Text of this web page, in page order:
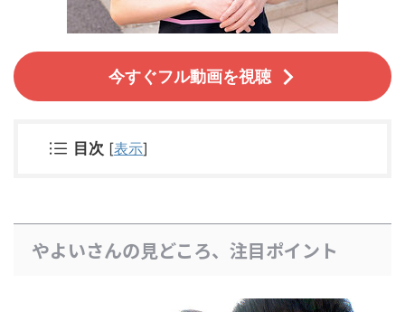
今すぐフル動画を視聴
目次 [表示]
やよいさんの見どころ、注目ポイント